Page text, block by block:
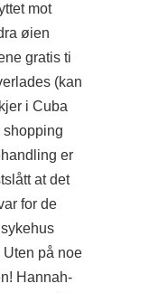
mot
øien
gratis ti
(kan
i Cuba
shopping
er
at det
for de
på noe
Hannah-